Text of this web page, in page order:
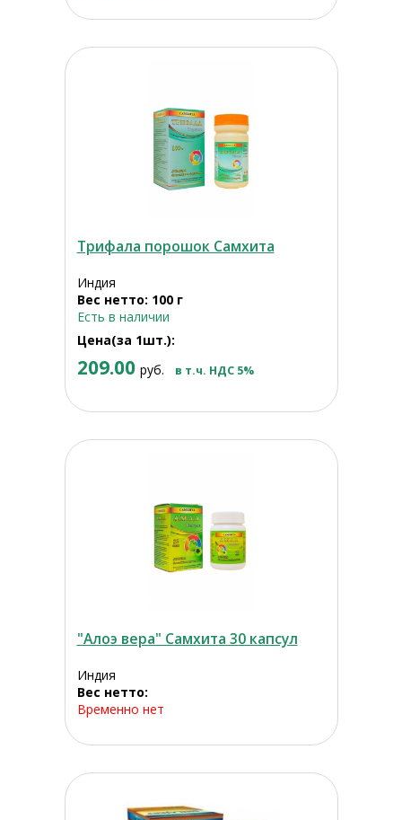
Трифала порошок Самхита
Индия
Вес нетто: 100 г
Есть в наличии
Цена(за 1шт.):
209.00 руб. в т.ч. НДС 5%
"Алоэ вера" Самхита 30 капсул
Индия
Вес нетто:
Временно нет